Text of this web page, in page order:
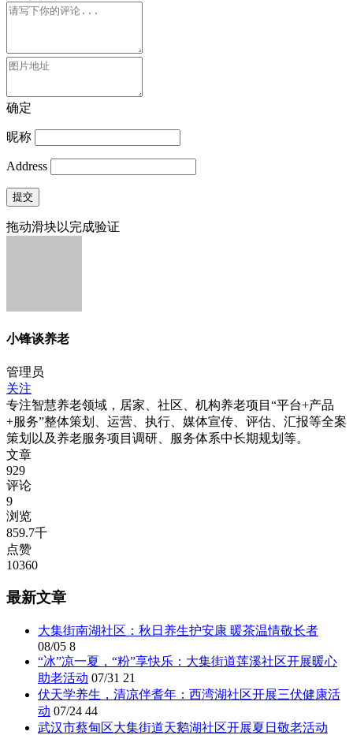
确定
昵称
Address
提交
拖动滑块以完成验证
小锋谈养老
管理员
关注
专注智慧养老领域，居家、社区、机构养老项目“平台+产品
+服务”整体策划、运营、执行、媒体宣传、评估、汇报等全案
策划以及养老服务项目调研、服务体系中长期规划等。
文章
929
评论
9
浏览
859.7千
点赞
10360
最新文章
大集街南湖社区：秋日养生护安康 暖茶温情敬长者
08/05 8
“冰”凉一夏，“粉”享快乐：大集街道莲溪社区开展暖心
助老活动 07/31 21
伏天学养生，清凉伴耆年：西湾湖社区开展三伏健康活
动 07/24 44
武汉市蔡甸区大集街道天鹅湖社区开展夏日敬老活动